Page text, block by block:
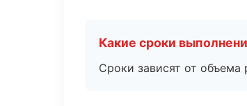
Какие сроки
Сроки зависят от объема